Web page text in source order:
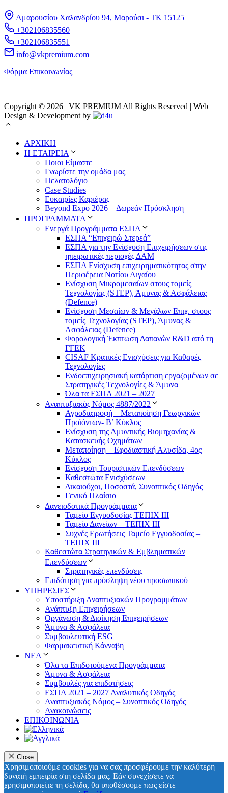
Αμαρουσίου Χαλανδρίου 94, Μαρούσι - ΤΚ 15125
+302106835560
+302106835551
info@vkpremium.com
Φόρμα Eπικοινωνίας
Copyright © 2026 | VK PREMIUM All Rights Reserved | Web
Design & Development by
ΑΡΧΙΚΗ
Η ΕΤΑΙΡΕΙΑ
Ποιοι Είμαστε
Γνωρίστε την ομάδα μας
Πελατολόγιο
Case Studies
Ευκαιρίες Καριέρας
Beyond Expo 2026 – Δωρεάν Πρόσκληση
ΠΡΟΓΡΑΜΜΑΤΑ
Ενεργά Προγράμματα ΕΣΠΑ
ΕΣΠΑ “Επιχειρώ Στερεά”
ΕΣΠΑ για την Ενίσχυση Επιχειρήσεων στις
ηπειρωτικές περιοχές ΔΑΜ
ΕΣΠΑ Ενίσχυση επιχειρηματικότητας στην
Περιφέρεια Νοτίου Αιγαίου
Ενίσχυση Μικρομεσαίων στους τομείς
Τεχνολογίας (STEP), Άμυνας & Ασφάλειας
(Defence)
Ενίσχυση Μεσαίων & Μεγάλων Επιχ. στους
τομείς Τεχνολογίας (STEP), Άμυνας &
Ασφάλειας (Defence)
Φορολογική Έκπτωση Δαπανών R&D από τη
ΓΓΕΚ
CISAF Κρατικές Ενισχύσεις για Καθαρές
Τεχνολογίες
Ενδοεπιχειρησιακή κατάρτιση εργαζομένων σε
Στρατηγικές Τεχνολογίες & Άμυνα
Όλα τα ΕΣΠΑ 2021 – 2027
Αναπτυξιακός Νόμος 4887/2022
Αγροδιατροφή – Μεταποίηση Γεωργικών
Προϊόντων- Β’ Κύκλος
Eνίσχυση της Αμυντικής Βιομηχανίας &
Κατασκευής Οχημάτων
Μεταποίηση – Εφοδιαστική Αλυσίδα, 4ος
Κύκλος
Ενίσχυση Τουριστικών Επενδύσεων
Καθεστώτα Ενισχύσεων
Δικαιούχοι, Ποσοστά, Συνοπτικός Οδηγός
Γενικό Πλαίσιο
Δανειοδοτικά Προγράμματα
Ταμείο Εγγυοδοσίας ΤΕΠΙΧ ΙΙΙ
Ταμείο Δανείων – ΤΕΠΙΧ ΙΙΙ
Συχνές Ερωτήσεις Ταμείο Εγγυοδοσίας –
ΤΕΠΙΧ ΙΙΙ
Καθεστώτα Στρατηγικών & Εμβληματικών
Επενδύσεων
Στρατηγικές επενδύσεις
Επιδότηση για πρόσληψη νέου προσωπικού
ΥΠΗΡΕΣΙΕΣ
Υποστήριξη Αναπτυξιακών Προγραμμάτων
Ανάπτυξη Επιχειρήσεων
Οργάνωση & Διοίκηση Επιχειρήσεων
Άμυνα & Ασφάλεια
Συμβουλευτική ESG
Φαρμακευτική Κάνναβη
ΝΕΑ
Όλα τα Επιδοτούμενα Προγράμματα
Άμυνα & Ασφάλεια
Συμβουλές για επιδοτήσεις
ΕΣΠΑ 2021 – 2027 Αναλυτικός Οδηγός
Αναπτυξιακός Νόμος – Συνοπτικός Οδηγός
Ανακοινώσεις
ΕΠΙΚΟΙΝΩΝΙΑ
Close
Χρησιμοποιούμε cookies για να σας προσφέρουμε την καλύτερη
δυνατή εμπειρία στη σελίδα μας. Εάν συνεχίσετε να
χρησιμοποιείτε τη σελίδα, θα υποθέσουμε πως είστε